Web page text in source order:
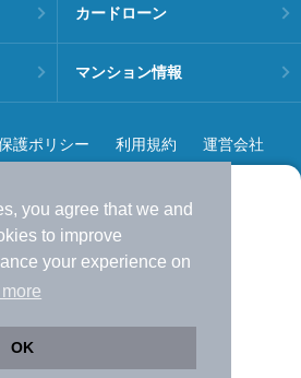
you agree that we and
to improve
your experience on
more
OK
使いやすくなった
で物件探ししませんか？
動く地図で物件検索
カードローン
マンション情報
護ポリシー 利用規約 運営会社
Lifestyle Co., Ltd.